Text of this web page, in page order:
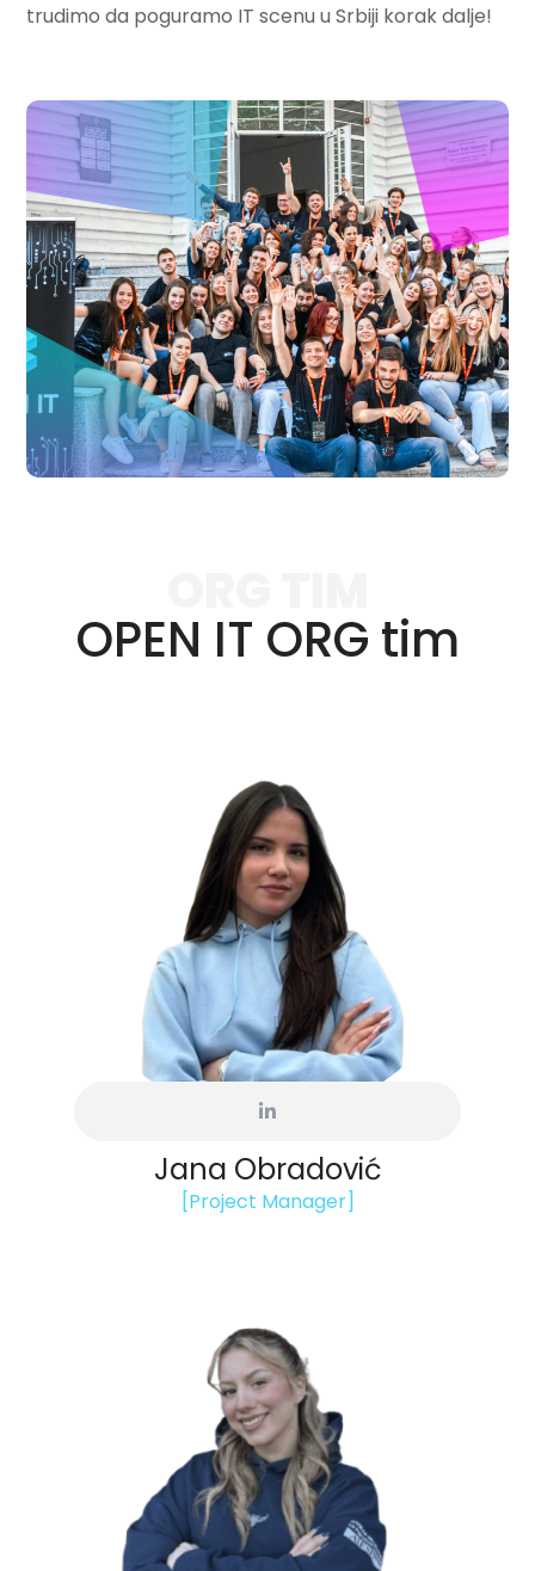
trudimo da poguramo IT scenu u Srbiji korak dalje!
OPEN IT ORG tim
Jana Obradović
[Project Manager]